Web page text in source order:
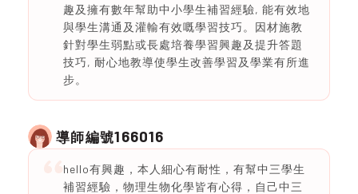
趣及擁有數年幫助中小學生補習經驗, 能有效地
與學生溝通及灌輸有效嘅學習技巧。因材施教
針對學生弱點或長處培養學習興趣及提升答題
技巧, 耐心地教導使學生改善學習及學業有所進
步。
導師編號166016
hello有興趣，本人細心有耐性，有幫中三學生
補習經驗，物理生物化學皆有心得，自己中三